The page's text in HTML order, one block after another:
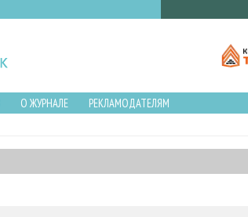
О ЖУРНАЛЕ
РЕКЛАМОДАТЕЛЯМ